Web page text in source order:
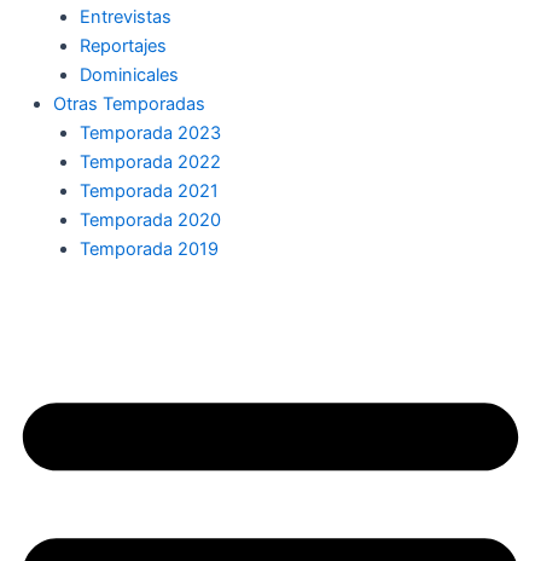
Entrevistas
Reportajes
Dominicales
Otras Temporadas
Temporada 2023
Temporada 2022
Temporada 2021
Temporada 2020
Temporada 2019